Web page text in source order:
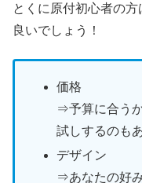
とくに原付初心者の
良いでしょう！
価格
⇒予算に合う
試しするのも
デザイン
⇒あなたの好